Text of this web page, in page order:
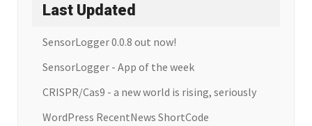
Last Updated
SensorLogger 0.0.8 out now!
SensorLogger - App of the week
CRISPR/Cas9 - a new world is rising, seriously
WordPress RecentNews ShortCode